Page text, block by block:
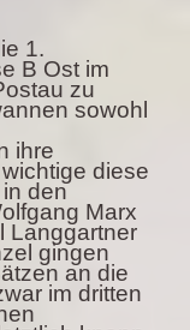
1.
B Ost im
zu
sowohl
ihre
diese
den
Marx
Langgartner
gingen
an die
im dritten